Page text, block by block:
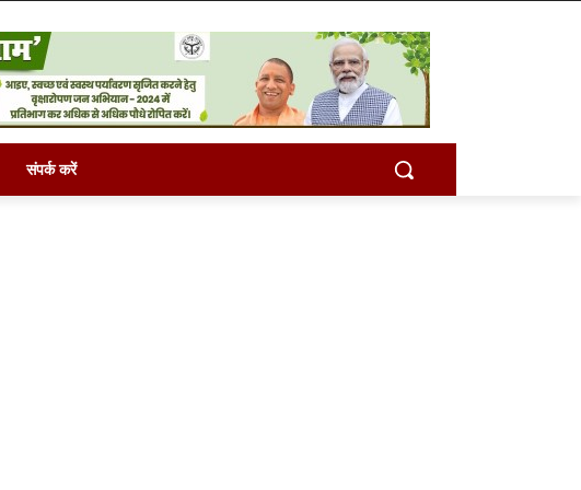
संपर्क करें